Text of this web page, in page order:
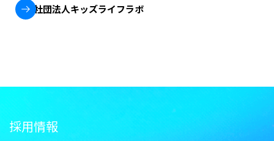
一般社団法人キッズライフラボ
採用情報